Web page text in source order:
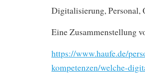
Digitalisierung, Personal,
Eine Zusammenstellung
https://www.haufe.de/
kompetenzen/welche-